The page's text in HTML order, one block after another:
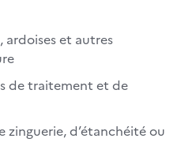
ardoises et autres
de traitement et de
zinguerie, d’étanchéité ou